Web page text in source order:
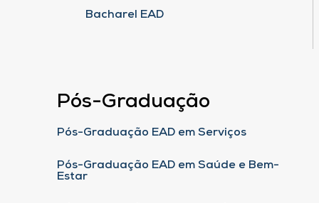
Bacharel EAD
Pós-Graduação
Pós-Graduação EAD em Serviços
Pós-Graduação EAD em Saúde e Bem-
Estar